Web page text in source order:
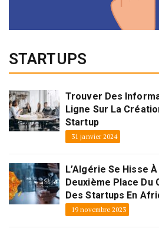
STARTUPS
Trouver Des
Ligne Sur La
Startup
31 janvier 2024
L’Algérie Se Hisse À
Deuxième Place Du
Des Startups En
19 novembre 2023